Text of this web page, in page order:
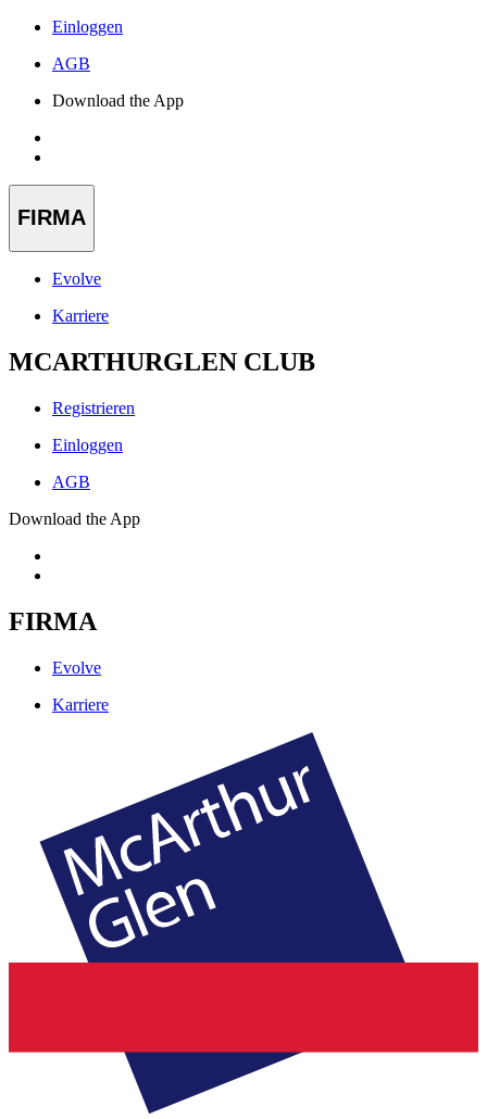
Einloggen
AGB
Download the App
FIRMA
Evolve
Karriere
MCARTHURGLEN CLUB
Registrieren
Einloggen
AGB
Download the App
FIRMA
Evolve
Karriere